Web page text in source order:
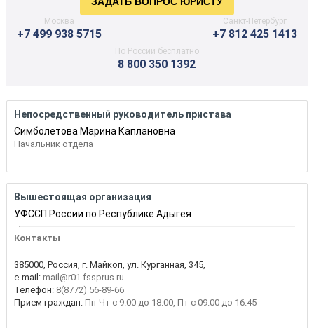
Москва
+7 499 938 5715
Санкт-Петербург
+7 812 425 1413
По России бесплатно
8 800 350 1392
Непосредственный руководитель пристава
Симболетова Марина Каплановна
Начальник отдела
Вышестоящая организация
УФССП России по Республике Адыгея
Контакты
385000, Россия, г. Майкоп, ул. Курганная, 345,
e-mail:mail@r01.fssprus.ru
Телефон:8(8772) 56-89-66
Прием граждан:Пн-Чт с 9.00 до 18.00, Пт с 09.00 до 16.45